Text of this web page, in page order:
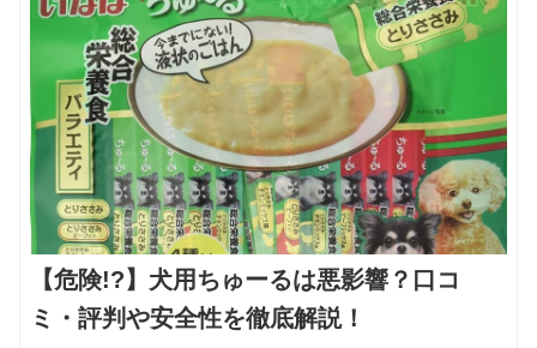
【危険!?】犬用ちゅーるは悪影響？口コ
ミ・評判や安全性を徹底解説！